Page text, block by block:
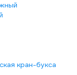
кран-букса